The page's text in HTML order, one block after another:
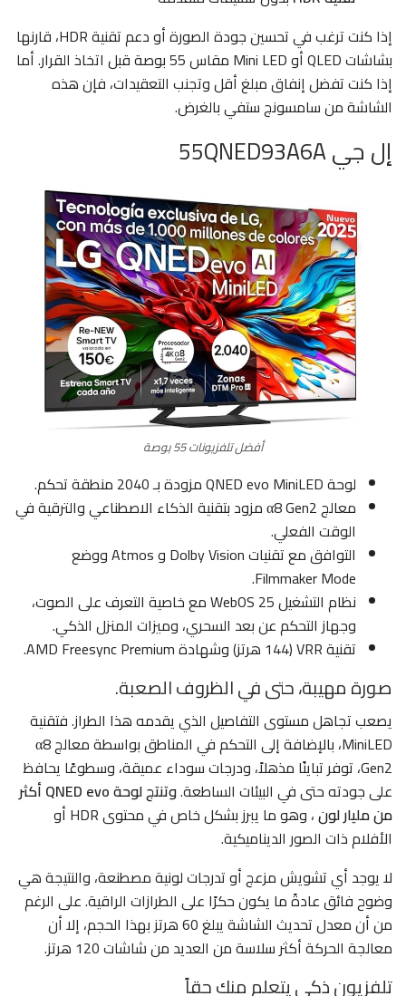
إذا كنت ترغب في تحسين جودة الصورة أو دعم تقنية HDR، قارنها
بشاشات QLED أو Mini LED مقاس 55 بوصة قبل اتخاذ القرار. أما
إذا كنت تفضل إنفاق مبلغ أقل وتجنب التعقيدات، فإن هذه
الشاشة من سامسونج ستفي بالغرض.
إل جي 55QNED93A6A
أفضل تلفزيونات 55 بوصة
لوحة QNED evo MiniLED مزودة بـ 2040 منطقة تحكم.
معالج α8 Gen2 مزود بتقنية الذكاء الاصطناعي والترقية في
الوقت الفعلي.
التوافق مع تقنيات Dolby Vision و Atmos ووضع
Filmmaker Mode.
نظام التشغيل WebOS 25 مع خاصية التعرف على الصوت،
وجهاز التحكم عن بعد السحري، وميزات المنزل الذكي.
تقنية VRR (144 هرتز) وشهادة AMD Freesync Premium.
صورة مهيبة، حتى في الظروف الصعبة.
يصعب تجاهل مستوى التفاصيل الذي يقدمه هذا الطراز. فتقنية
MiniLED، بالإضافة إلى التحكم في المناطق بواسطة معالج α8
Gen2، توفر تباينًا مذهلاً، ودرجات سوداء عميقة، وسطوعًا يحافظ
على جودته حتى في البيئات الساطعة.
وتنتج لوحة QNED evo أكثر
من مليار لون
، وهو ما يبرز بشكل خاص في محتوى HDR أو
الأفلام ذات الصور الديناميكية.
لا يوجد أي تشويش مزعج أو تدرجات لونية مصطنعة، والنتيجة هي
وضوح فائق عادةً ما يكون حكرًا على الطرازات الراقية. على الرغم
من أن معدل تحديث الشاشة يبلغ 60 هرتز بهذا الحجم، إلا أن
معالجة الحركة أكثر سلاسة من العديد من شاشات 120 هرتز.
تلفزيون ذكي يتعلم منك حقاً